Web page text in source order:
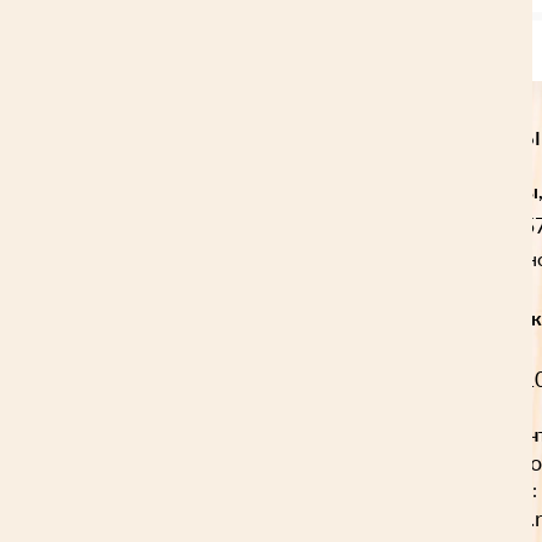
Наши контакты
+7 (920) 157
(Мария
Опилки и
8 (800) 550
Электронная
Проектирование: